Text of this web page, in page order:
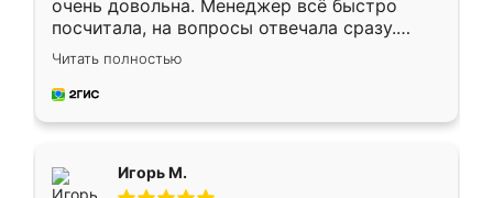
очень довольна. Менеджер всё быстро
посчитала, на вопросы отвечала сразу.
Замерщик приехал в субботу, подошёл к
делу со всей ответственностью. Собрали
за день, ребята работали аккуратно, даже
Читать полностью
Игорь М.